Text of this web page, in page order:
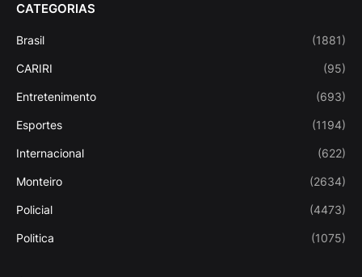
CATEGORIAS
Brasil (1881)
CARIRI (95)
Entretenimento (693)
Esportes (1194)
Internacional (622)
Monteiro (2634)
Policial (4473)
Politica (1075)